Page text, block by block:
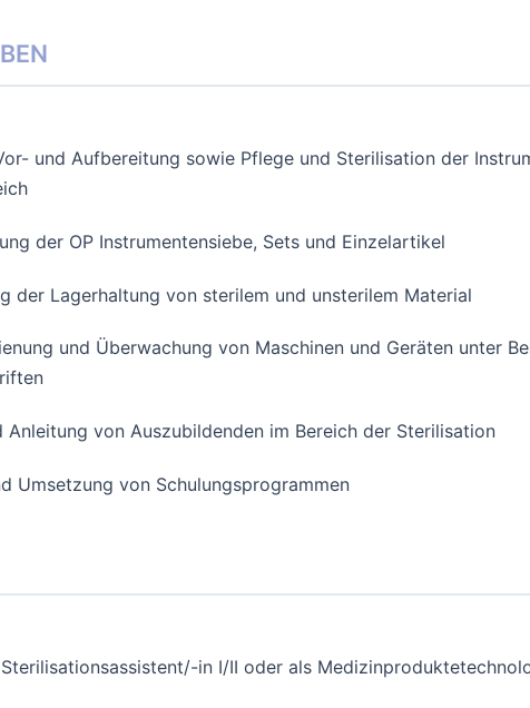
und Aufbereitung sowie Pflege und Sterilisation der
der OP Instrumentensiebe, Sets und Einzelartikel
der Lagerhaltung von sterilem und unsterilem Material
und Überwachung von Maschinen und Geräten unter
Anleitung von Auszubildenden im Bereich der Sterilisation
Umsetzung von Schulungsprogrammen
in I/II oder als